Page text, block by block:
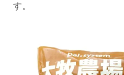
す。